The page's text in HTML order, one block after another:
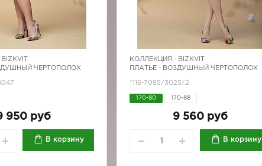
BIZKVIT
ЧЕРТОПОЛОХ
950 руб
В корзину
КОЛЛЕКЦИЯ - BIZKVIT
ПЛАТЬЕ - ВОЗДУШНЫЙ ЧЕРТОПОЛОХ
*116-7085/3025/2
170-80 170-88
9 560 руб
В корзину